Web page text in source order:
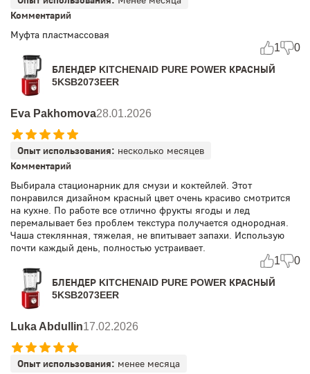
Комментарий
Муфта пластмассовая
1 0
БЛЕНДЕР KITCHENAID PURE POWER КРАСНЫЙ
5KSB2073EER
Eva Pakhomova28.01.2026
Опыт использования: несколько месяцев
Комментарий
Выбирала стационарник для смузи и коктейлей. Этот
понравился дизайном красный цвет очень красиво смотрится
на кухне. По работе все отлично фрукты ягоды и лед
перемалывает без проблем текстура получается однородная.
Чаша стеклянная, тяжелая, не впитывает запахи. Использую
почти каждый день, полностью устраивает.
1 0
БЛЕНДЕР KITCHENAID PURE POWER КРАСНЫЙ
5KSB2073EER
Luka Abdullin17.02.2026
Опыт использования: менее месяца